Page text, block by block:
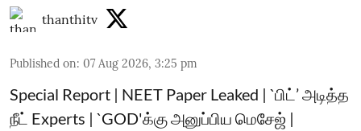
thanthitv
Published on: 07 Aug 2026, 3:25 pm
Special Report | NEET Paper Leaked | `பிட்’ அடித்த
நீட் Experts | `GOD'க்கு அனுப்பிய மெசேஜ் |